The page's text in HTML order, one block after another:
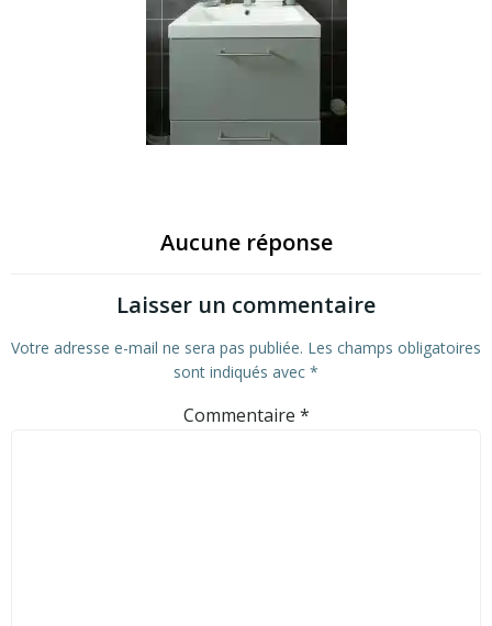
Aucune réponse
Laisser un commentaire
Votre adresse e-mail ne sera pas publiée. Les champs obligatoires
sont indiqués avec *
Commentaire *